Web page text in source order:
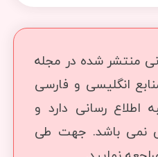
منتشر شده در مجله
انگلیسی و فارسی
رسانی دارد و
نمی باشد. جهت طی